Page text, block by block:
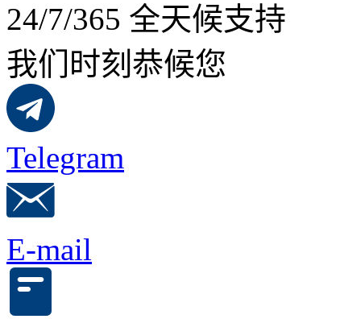
24/7/365 全天候支持
我们时刻恭候您
Telegram
E-mail